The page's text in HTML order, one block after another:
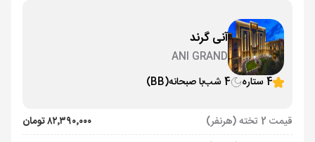
آنی گرند
ANI GRAND
4 ستاره
4 شب با صبحانه(BB)
قیمت 2 تخته (هرنفر)
۸۲٬۳۹۰٬۰۰۰ تومان